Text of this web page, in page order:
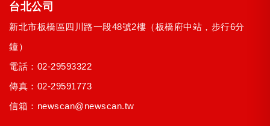
台北公司
新北市板橋區四川路一段48號2樓 （板橋府中站，步行6分
鐘）
電話： 02-29593322
傳真：02-29591773
信箱： newscan@newscan.tw